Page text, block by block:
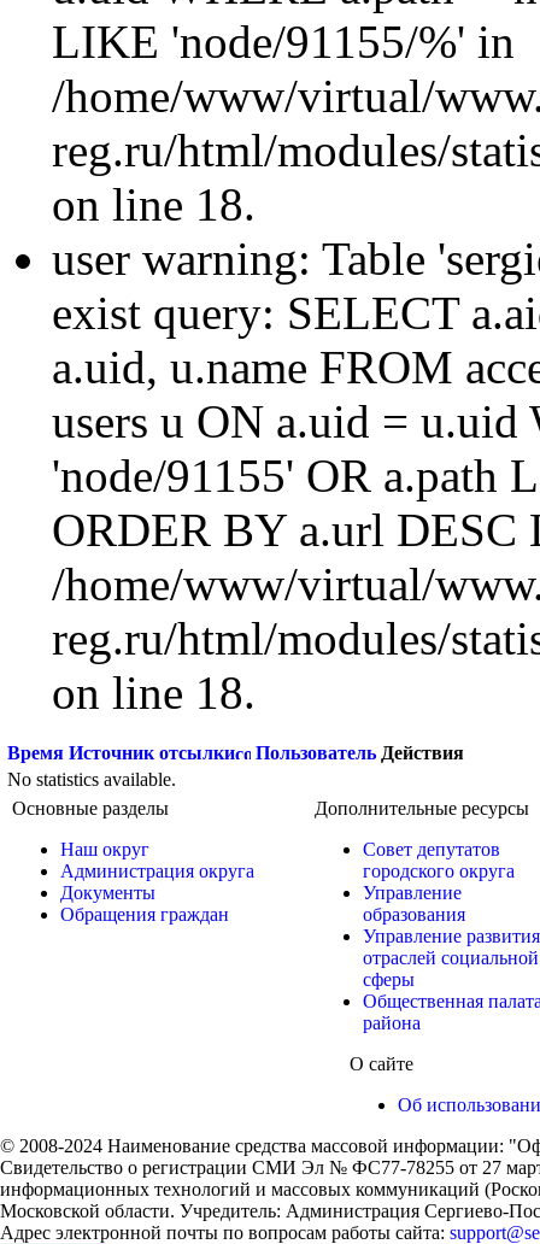
LIKE 'node/91155/%' in
/home/www/virtual/
reg.ru/html/modules/
on line 18.
user warning: Table
exist query: SELECT
a.uid, u.name FROM
users u ON a.uid = u.uid
'node/91155' OR a.path
ORDER BY a.url
/home/www/virtual/
reg.ru/html/modules/
on line 18.
Время Источник отсылки Пользователь Действия
No statistics available.
Основные разделы
Наш округ
Администрация округа
Документы
Обращения граждан
Дополнительные ресурсы
Совет депутатов
городского округа
Управление
образования
Управление развития
отраслей социальной
сферы
Общественная
района
О сайте
Об
© 2008-2024 Наименование средства массовой информации:
Свидетельство о регистрации СМИ Эл № ФС77-78255 от 27
информационных технологий и массовых коммуникаций
Московской области. Учредитель: Администрация Сергиево-
Адрес электронной почты по вопросам работы сайта: